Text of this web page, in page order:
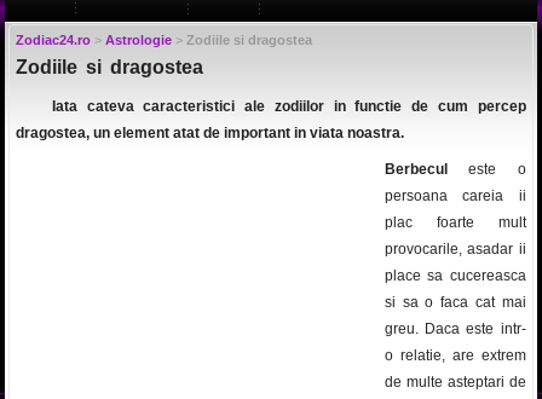
Zodiac24.ro> Astrologie> Zodiile si dragostea
Zodiile si dragostea
Iata cateva caracteristici ale zodiilor in functie de cum percep
dragostea, un element atat de important in viata noastra.
Berbecul
este o
persoana careia ii
plac foarte mult
provocarile, asadar ii
place sa cucereasca
si sa o faca cat mai
greu. Daca este intr-
o relatie, are extrem
de multe asteptari de